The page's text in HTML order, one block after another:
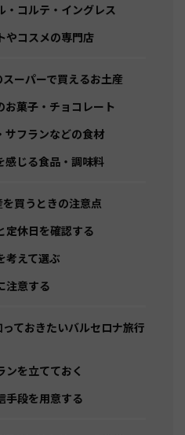
・コルテ・イングレス
やコスメの専門店
ーパーで買えるお土産
お菓子・チョコレート
サフランなどの食材
感じる食品・調味料
買うときの注意点
定休日を確認する
考えて選ぶ
注意する
ておきたいバルセロナ旅行
ンを立てておく
手段を用意する